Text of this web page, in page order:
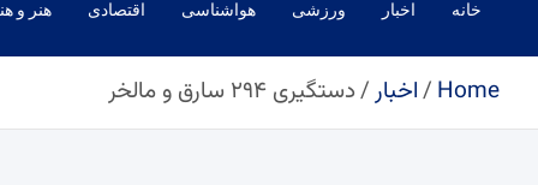
خانه اخبار ورزشی هواشناسی اقتصادی هنر و
Home اخبار دستگیری ۲۹۴ سارق و مالخر